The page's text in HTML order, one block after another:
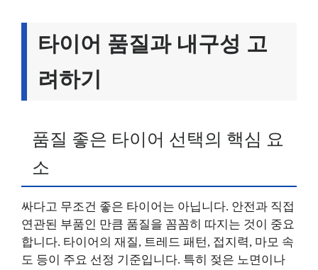
타이어 품질과 내구성 고
려하기
품질 좋은 타이어 선택의 핵심 요
소
싸다고 무조건 좋은 타이어는 아닙니다. 안전과 직접
연관된 부품인 만큼 품질을 꼼꼼히 따지는 것이 중요
합니다. 타이어의 재질, 트레드 패턴, 접지력, 마모 속
도 등이 주요 선정 기준입니다. 특히 젖은 노면이나